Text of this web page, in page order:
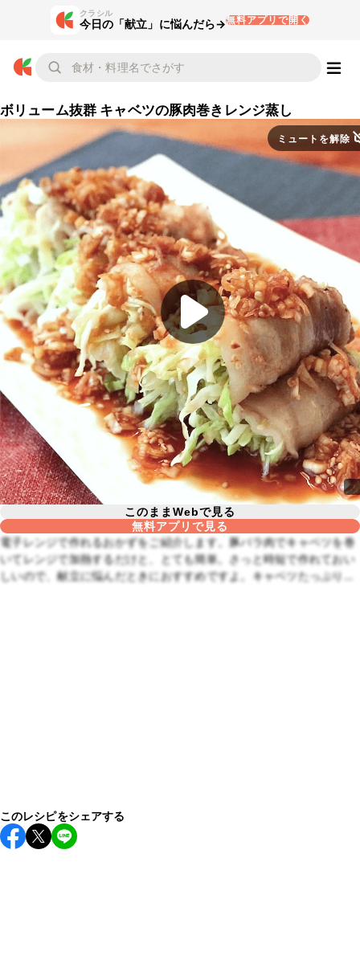
クラシル
今日の「献立」に悩んだら→無料アプリで開く
ボリューム抜群 キャベツの豚肉巻きレンジ蒸し
ミュートを解除
このままWebで見る
無料アプリで見る
電子レンジで作れるおかずをご紹介します。豚バラ肉でキャベツを巻
いてレンジで加熱するだけと、とても簡単。さっと時短で作れておい
しいので、献立に悩んだときにおすすめですよ。キャベツたっぷりで
このレシピをシェアする